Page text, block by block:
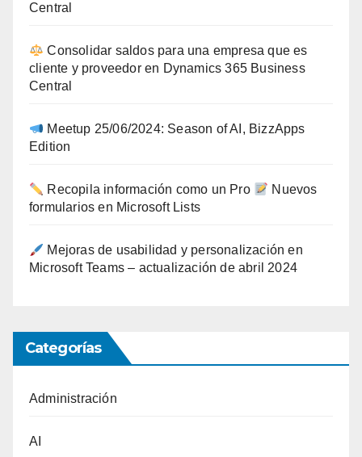
Central
Consolidar saldos para una empresa que es
cliente y proveedor en Dynamics 365 Business
Central
Meetup 25/06/2024: Season of AI, BizzApps
Edition
Recopila información como un Pro
Nuevos
formularios en Microsoft Lists
Mejoras de usabilidad y personalización en
Microsoft Teams – actualización de abril 2024
Categorías
Administración
AI